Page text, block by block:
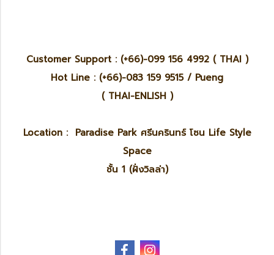
Customer Support : (+66)-099 156 4992 ( THAI )
Hot Line : (+66)-083 159 9515 / Pueng
( THAI-ENLISH )
Location : Paradise Park ศรีนครินทร์ โซน Life Style
Space
ชั้น 1 (ฝั่งวิลล่า)